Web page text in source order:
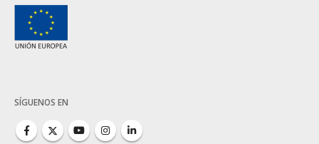
SÍGUENOS EN